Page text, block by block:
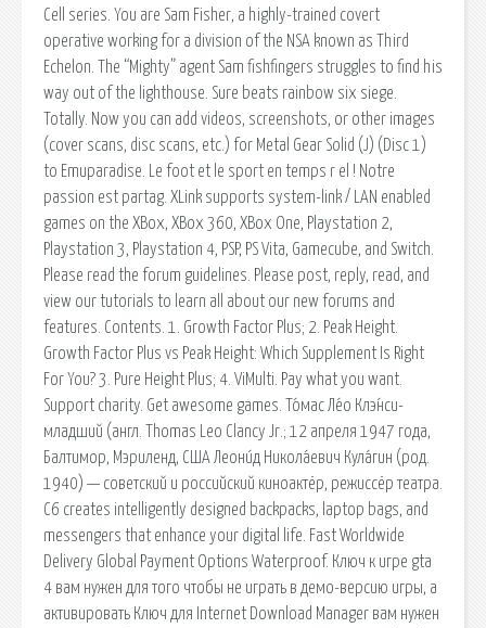
Cell series. You are Sam Fisher, a highly-trained covert
operative working for a division of the NSA known as Third
Echelon. The “Mighty” agent Sam fishfingers struggles to find his
way out of the lighthouse. Sure beats rainbow six siege.
Totally. Now you can add videos, screenshots, or other images
(cover scans, disc scans, etc.) for Metal Gear Solid (J) (Disc 1)
to Emuparadise. Le foot et le sport en temps r el ! Notre
passion est partag. XLink supports system-link / LAN enabled
games on the XBox, XBox 360, XBox One, Playstation 2,
Playstation 3, Playstation 4, PSP, PS Vita, Gamecube, and Switch.
Please read the forum guidelines. Please post, reply, read, and
view our tutorials to learn all about our new forums and
features. Contents. 1. Growth Factor Plus; 2. Peak Height.
Growth Factor Plus vs Peak Height: Which Supplement Is Right
For You? 3. Pure Height Plus; 4. ViMulti. Pay what you want.
Support charity. Get awesome games. То́мас Ле́о Клэ́нси-
младший (англ. Thomas Leo Clancy Jr.; 12 апреля 1947 года,
Балтимор, Мэриленд, США Леони́д Никола́евич Кула́гин (род.
1940) — советский и российский киноактёр, режиссёр театра.
C6 creates intelligently designed backpacks, laptop bags, and
messengers that enhance your digital life. Fast Worldwide
Delivery Global Payment Options Waterproof. Ключ к игре gta
4 вам нужен для того чтобы не играть в демо-версию игры, а
активировать Ключ для Internet Download Manager вам нужен